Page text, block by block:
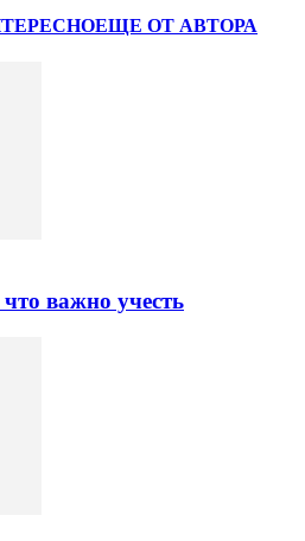
ЕЩЕ ОТ АВТОРА
важно учесть